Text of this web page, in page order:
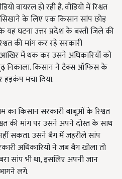
वायरल हो रही है. वीडियो में रिश्वत
के लिए एक किसान सांप छोड़
घटना उत्तर प्रदेश के बस्ती जिले की
की मांग कर रहे सरकारी
आखिर में थक कर उसने अधिकारियों को
निकाला. किसान ने टैक्स ऑफिस के
मचा दिया.
का किसान सरकारी बाबूओं के रिश्वत
की मांग पर उसने अपने दोस्त के साथ
सकता. उसने बैग में जहरीले सांप
अधिकारियों ने जब बैग खोला तो
सांप भी था, इसलिए अपनी जान
लगे.